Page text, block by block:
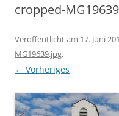
cropped-
Veröffentlicht am 17. Juni
MG19639.jpg.
← Vorheriges